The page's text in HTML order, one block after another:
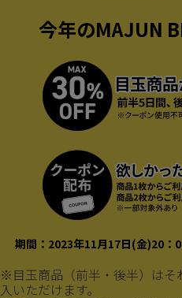
今年のMAJUN
期間：2023年11月17日(金)20：
※目玉商品（前半・後半）はそ
入いただけます。